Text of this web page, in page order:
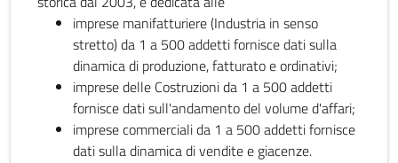
imprese manifatturiere (Industria in senso
stretto) da 1 a 500 addetti fornisce dati sulla
dinamica di produzione, fatturato e ordinativi;
imprese delle Costruzioni da 1 a 500 addetti
fornisce dati sull'andamento del volume d'affari;
imprese commerciali da 1 a 500 addetti fornisce
dati sulla dinamica di vendite e giacenze.